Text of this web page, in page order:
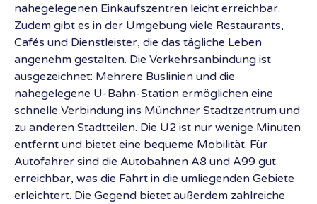
nahegelegenen Einkaufszentren leicht erreichbar.
Zudem gibt es in der Umgebung viele Restaurants,
Cafés und Dienstleister, die das tägliche Leben
angenehm gestalten. Die Verkehrsanbindung ist
ausgezeichnet: Mehrere Buslinien und die
nahegelegene U-Bahn-Station ermöglichen eine
schnelle Verbindung ins Münchner Stadtzentrum und
zu anderen Stadtteilen. Die U2 ist nur wenige Minuten
entfernt und bietet eine bequeme Mobilität. Für
Autofahrer sind die Autobahnen A8 und A99 gut
erreichbar, was die Fahrt in die umliegenden Gebiete
erleichtert. Die Gegend bietet außerdem zahlreiche